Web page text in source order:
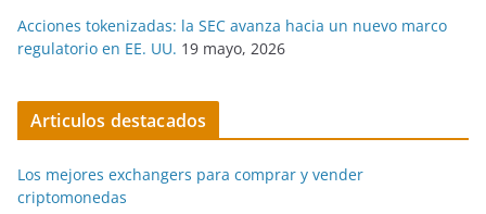
Acciones tokenizadas: la SEC avanza hacia un nuevo marco
regulatorio en EE. UU. 19 mayo, 2026
Articulos destacados
Los mejores exchangers para comprar y vender
criptomonedas